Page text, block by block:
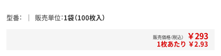
型番 販売単位 1袋（100枚入）
販売価格（税込） ￥293
1枚あたり ￥2.93